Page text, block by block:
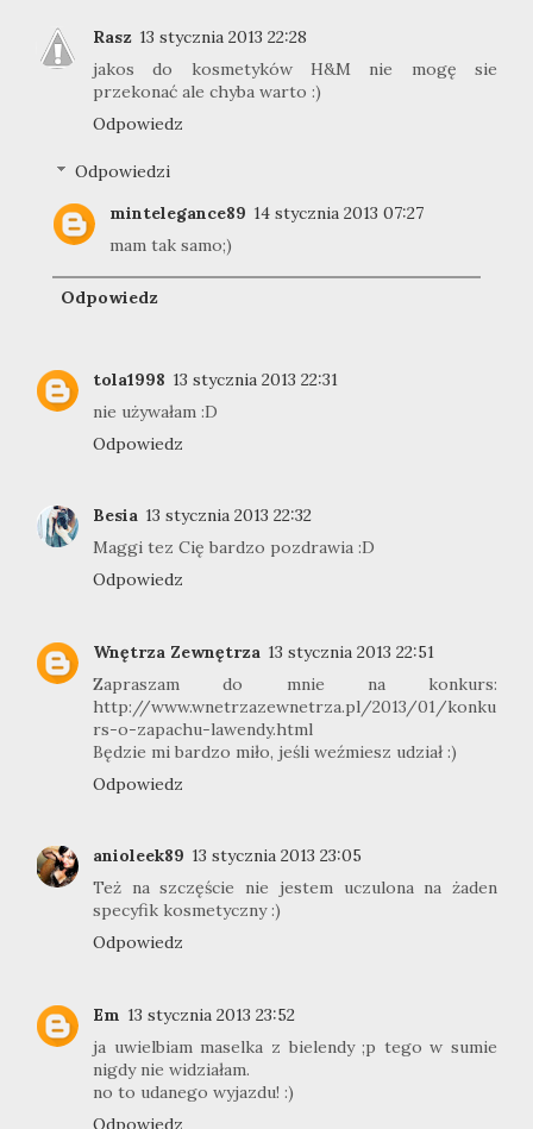
Rasz 13 stycznia 2013 22:28
jakos do kosmetyków H&M nie mogę sie
przekonać ale chyba warto :)
Odpowiedz
Odpowiedzi
mintelegance89 14 stycznia 2013 07:27
mam tak samo;)
Odpowiedz
tola1998 13 stycznia 2013 22:31
nie używałam :D
Odpowiedz
Besia 13 stycznia 2013 22:32
Maggi tez Cię bardzo pozdrawia :D
Odpowiedz
Wnętrza Zewnętrza 13 stycznia 2013 22:51
Zapraszam do mnie na konkurs:
http://www.wnetrzazewnetrza.pl/2013/01/konku
rs-o-zapachu-lawendy.html
Będzie mi bardzo miło, jeśli weźmiesz udział :)
Odpowiedz
anioleek89 13 stycznia 2013 23:05
Też na szczęście nie jestem uczulona na żaden
specyfik kosmetyczny :)
Odpowiedz
Em 13 stycznia 2013 23:52
ja uwielbiam maselka z bielendy ;p tego w sumie
nigdy nie widziałam.
no to udanego wyjazdu! :)
Odpowiedz